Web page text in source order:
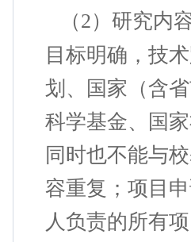
（2）研究内
目标明确，技
划、国家（含
科学基金、国
同时也不能与
容重复；项目
人负责的所有